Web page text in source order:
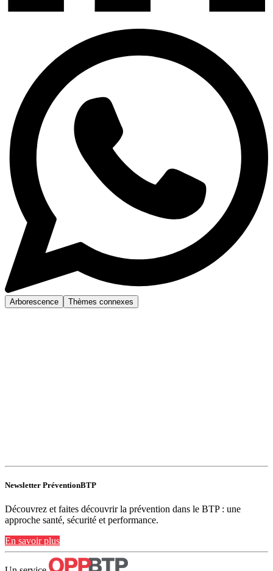
Arborescence Thèmes connexes
Newsletter PréventionBTP
Découvrez et faites découvrir la prévention dans le BTP : une
approche santé, sécurité et performance.
En savoir plus